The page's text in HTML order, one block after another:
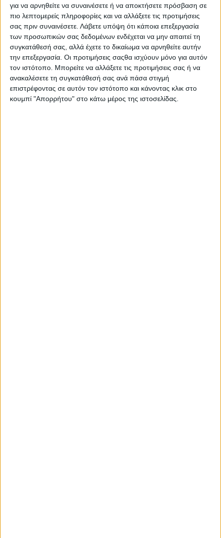
για να αρνηθείτε να συναινέσετε ή να αποκτήσετε πρόσβαση σε
πιο λεπτομερείς πληροφορίες και να αλλάξετε τις προτιμήσεις
σας πριν συναινέσετε. Λάβετε υπόψη ότι κάποια επεξεργασία
των προσωπικών σας δεδομένων ενδέχεται να μην απαιτεί τη
συγκατάθεσή σας, αλλά έχετε το δικαίωμα να αρνηθείτε αυτήν
την επεξεργασία. Οι προτιμήσεις σαςθα ισχύουν μόνο για αυτόν
τον ιστότοπο. Μπορείτε να αλλάξετε τις προτιμήσεις σας ή να
ανακαλέσετε τη συγκατάθεσή σας ανά πάσα στιγμή
επιστρέφοντας σε αυτόν τον ιστότοπο και κάνοντας κλικ στο
κουμπί "Απορρήτου" στο κάτω μέρος της ιστοσελίδας.